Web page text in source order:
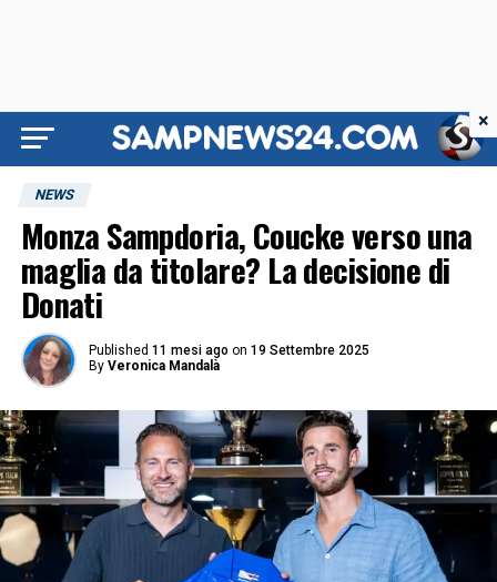
NEWS
Monza Sampdoria, Coucke verso una
maglia da titolare? La decisione di
Donati
Published 11 mesi ago on 19 Settembre 2025
By Veronica Mandalà
×